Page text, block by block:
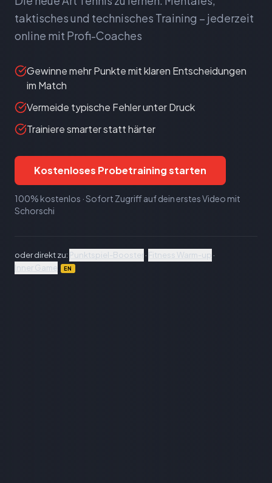
taktisches und technisches Training – jederzeit
online mit Profi-Coaches
Gewinne mehr Punkte mit klaren Entscheidungen
im Match
Vermeide typische Fehler unter Druck
Trainiere smarter statt härter
Kostenloses Probetraining starten
100% kostenlos · Sofort Zugriff auf dein erstes Video mit
Schorschi
oder direkt zu: Punktspiel-Booster· Fitness Warm-up ·
Inner Game
EN